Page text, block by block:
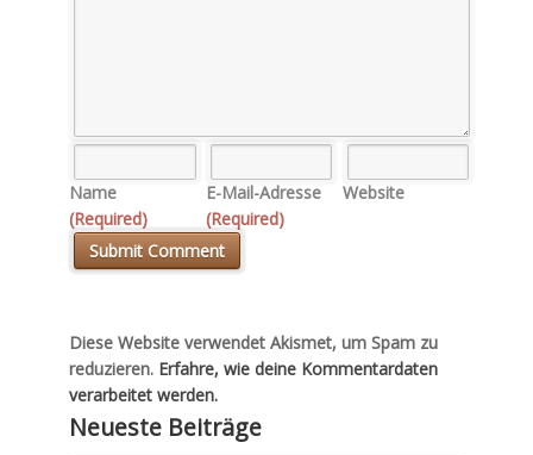
Name
(Required)
E-Mail-Adresse
(Required)
Website
Diese Website verwendet Akismet, um Spam zu
reduzieren. Erfahre, wie deine Kommentardaten
verarbeitet werden.
Neueste Beiträge